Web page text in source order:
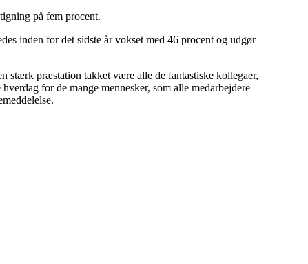
på fem procent.
inden for det sidste år vokset med 46 procent og udgør
stærk præstation takket være alle de fantastiske kollegaer,
for de mange mennesker, som alle medarbejdere